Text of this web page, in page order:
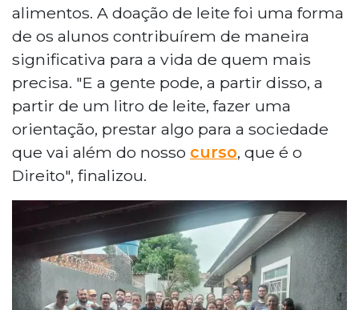
alimentos. A doação de leite foi uma forma
de os alunos contribuírem de maneira
significativa para a vida de quem mais
precisa. "E a gente pode, a partir disso, a
partir de um litro de leite, fazer uma
orientação, prestar algo para a sociedade
que vai além do nosso curso, que é o
Direito", finalizou.